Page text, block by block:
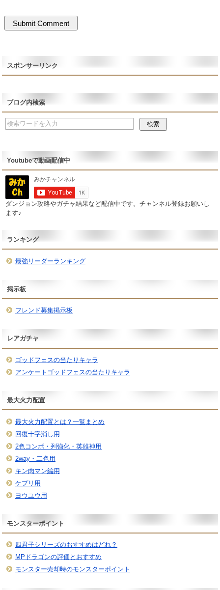
スポンサーリンク
ブログ内検索
Youtubeで動画配信中
ダンジョン攻略やガチャ結果など配信中です。チャンネル登録お願いし
ます♪
ランキング
最強リーダーランキング
掲示板
フレンド募集掲示板
レアガチャ
ゴッドフェスの当たりキャラ
アンケートゴッドフェスの当たりキャラ
最大火力配置
最大火力配置とは？一覧まとめ
回復十字消し用
2色コンボ・列強化・英雄神用
2way・二色用
キン肉マン編用
ケプリ用
ヨウユウ用
モンスターポイント
四君子シリーズのおすすめはどれ？
MPドラゴンの評価とおすすめ
モンスター売却時のモンスターポイント